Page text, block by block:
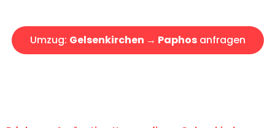
Umzug: Gelsenkirchen → Paphosanfragen